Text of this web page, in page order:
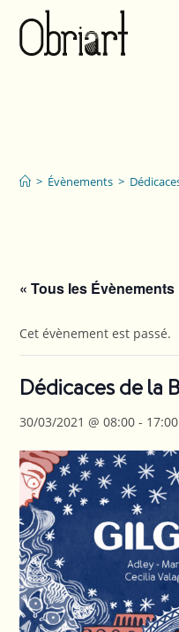
> Évènements >
« Tous les Évènements
Cet évènement est passé.
Dédicaces de la
30/03/2021 @ 08:00 - 17:00